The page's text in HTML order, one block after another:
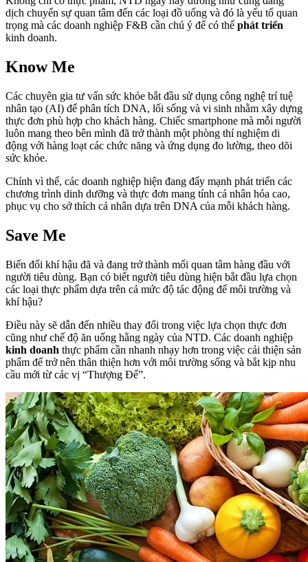
dịch chuyển sự quan tâm đến các loại đồ uống và đó là yếu tố quan
trọng mà các doanh nghiệp F&B cần chú ý để có thể phát triển
kinh doanh.
Know Me
Các chuyên gia tư vấn sức khỏe bắt đầu sử dụng công nghệ trí tuệ
nhân tạo (AI) để phân tích DNA, lối sống và vi sinh nhằm xây dựng
thực đơn phù hợp cho khách hàng. Chiếc smartphone mà mỗi người
luôn mang theo bên mình đã trở thành một phòng thí nghiệm di
động với hàng loạt các chức năng và ứng dụng đo lường, theo dõi
sức khỏe.
Chính vì thế, các doanh nghiệp hiện đang đẩy mạnh phát triển các
chương trình dinh dưỡng và thực đơn mang tính cá nhân hóa cao,
phục vụ cho sở thích cá nhân dựa trên DNA của mỗi khách hàng.
Save Me
Biến đổi khí hậu đã và đang trở thành mối quan tâm hàng đầu với
người tiêu dùng. Bạn có biết người tiêu dùng hiện bắt đầu lựa chọn
các loại thực phẩm dựa trên cả mức độ tác động đế môi trường và
khí hậu?
Điều này sẽ dẫn đến nhiều thay đổi trong việc lựa chọn thực đơn
cũng như chế độ ăn uống hằng ngày của NTD. Các doanh nghiệp
kinh doanh thực phẩm cần nhanh nhạy hơn trong việc cải thiện sản
phẩm để trở nên thân thiện hơn với môi trường sống và bắt kịp nhu
cầu mới từ các vị “Thượng Đế”.